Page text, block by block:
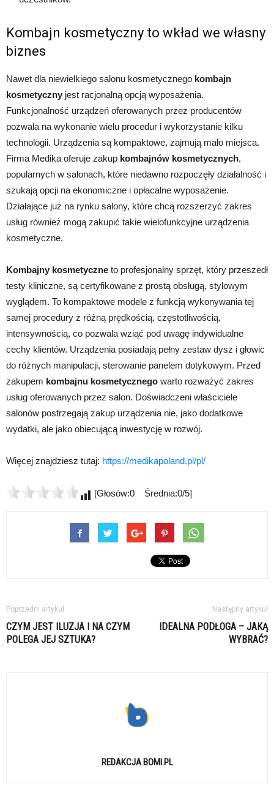
Kombajn kosmetyczny to wkład we własny
biznes
Nawet dla niewielkiego salonu kosmetycznego kombajn
kosmetyczny jest racjonalną opcją wyposażenia.
Funkcjonalność urządzeń oferowanych przez producentów
pozwala na wykonanie wielu procedur i wykorzystanie kilku
technologii. Urządzenia są kompaktowe, zajmują mało miejsca.
Firma Medika oferuje zakup kombajnów kosmetycznych,
popularnych w salonach, które niedawno rozpoczęły działalność i
szukają opcji na ekonomiczne i opłacalne wyposażenie.
Działające już na rynku salony, które chcą rozszerzyć zakres
usług również mogą zakupić takie wielofunkcyjne urządzenia
kosmetyczne.
Kombajny kosmetyczne to profesjonalny sprzęt, który przeszedł
testy kliniczne, są certyfikowane z prostą obsługą, stylowym
wyglądem. To kompaktowe modele z funkcją wykonywania tej
samej procedury z różną prędkością, częstotliwością,
intensywnością, co pozwala wziąć pod uwagę indywidualne
cechy klientów. Urządzenia posiadają pełny zestaw dysz i głowic
do różnych manipulacji, sterowanie panelem dotykowym. Przed
zakupem kombajnu kosmetycznego warto rozważyć zakres
usług oferowanych przez salon. Doświadczeni właściciele
salonów postrzegają zakup urządzenia nie, jako dodatkowe
wydatki, ale jako obiecującą inwestycję w rozwój.
Więcej znajdziesz tutaj: https://medikapoland.pl/pl/
[Głosów:0 Średnia:0/5]
Poprzedni artykuł
CZYM JEST ILUZJA I NA CZYM
POLEGA JEJ SZTUKA?
Następny artykuł
IDEALNA PODŁOGA – JAKĄ
WYBRAĆ?
REDAKCJA BOMI.PL